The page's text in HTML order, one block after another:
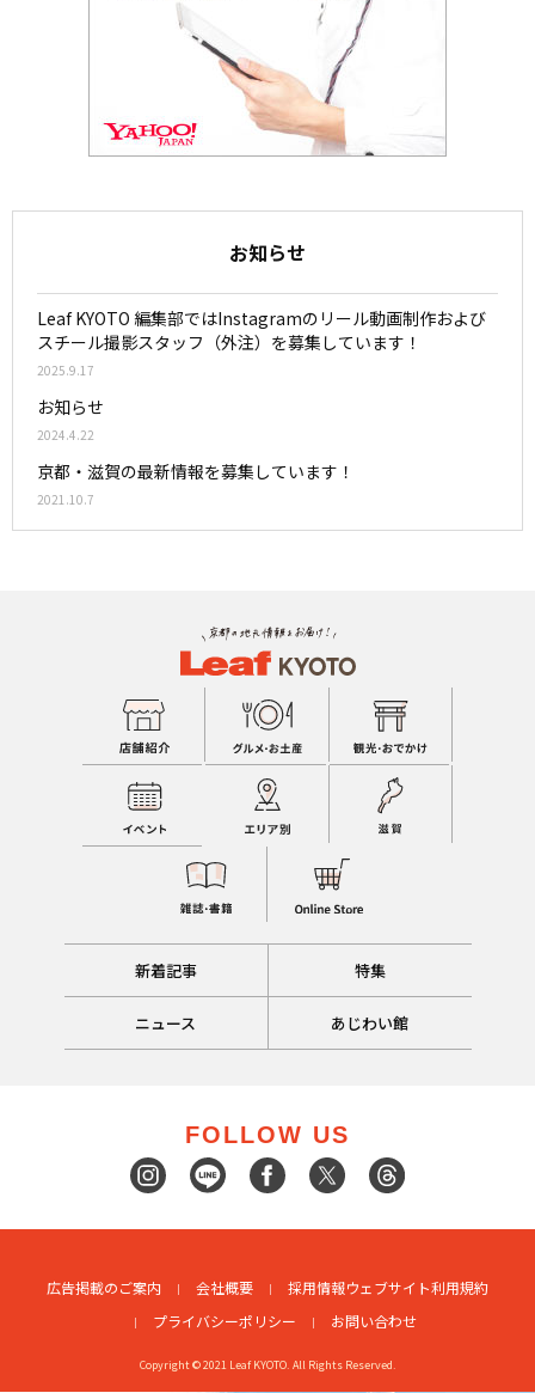
お知らせ
Leaf KYOTO 編集部ではInstagramのリール動画制作および
スチール撮影スタッフ（外注）を募集しています！
2025.9.17
お知らせ
2024.4.22
京都・滋賀の最新情報を募集しています！
2021.10.7
新着記事 特集
ニュース あじわい館
FOLLOW US
広告掲載のご案内 会社概要 採用情報ウェブサイト利用規約
プライバシーポリシー
お問い合わせ
Copyright © 2021 Leaf KYOTO. All Rights Reserved.